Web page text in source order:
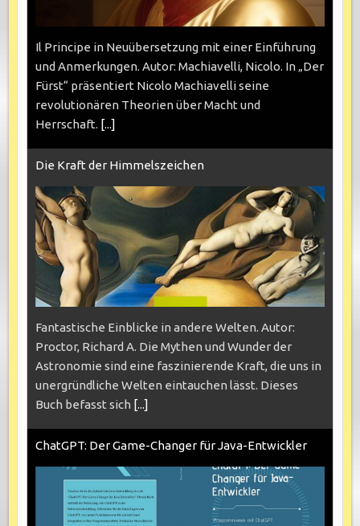
Il Principe in Neuübersetzung mit einer Einführung
und Anmerkungen. Autor: Machiavelli, Nicolo. In „Der
Fürst“ präsentiert Nicolo Machiavelli seine
revolutionären Theorien über Macht und
Herrschaft. [...]
Die Kraft der Himmelszeichen
Fantastische Einblicke in andere Welten. Autor:
Proctor, Richard A. Die Mythen und Wunder der
Astronomie sind eine faszinierende Kraft, die uns in
unergründliche Welten eintauchen lässt. Dieses
Buch befasst sich [...]
ChatGPT: Der Game-Changer für Java-Entwickler